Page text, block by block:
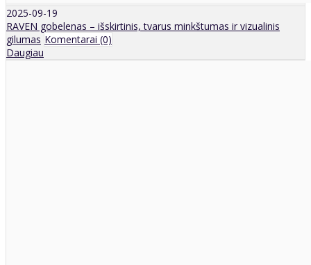
2025-09-19
RAVEN gobelenas – išskirtinis, tvarus minkštumas ir vizualinis
gilumas Komentarai (0)
Daugiau